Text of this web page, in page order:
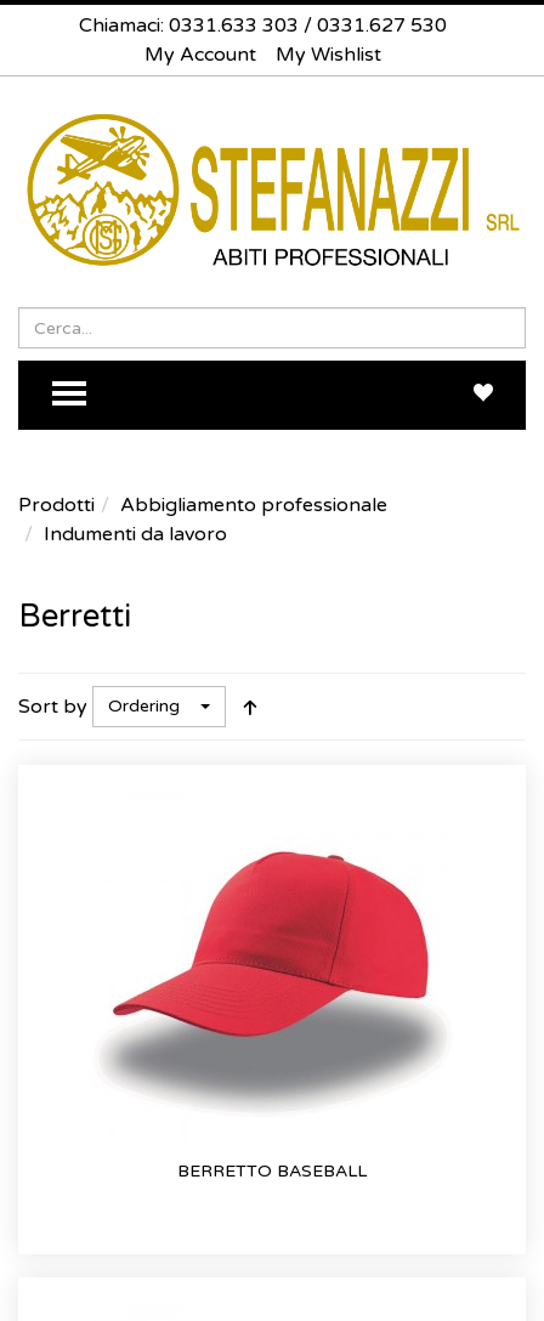
Chiamaci: 0331.633 303 / 0331.627 530
My Account
My Wishlist
Search
TOGGLE MENU
Prodotti
Abbigliamento professionale
Indumenti da lavoro
Berretti
Sort by Ordering
BERRETTO BASEBALL